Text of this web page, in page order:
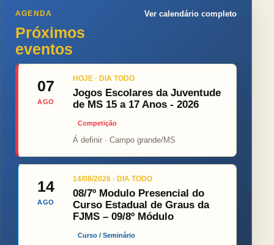
AGENDA
Próximos
eventos
Ver calendário completo
07
AGO
HOJE · DIA TODO
Jogos Escolares da Juventude
de MS 15 a 17 Anos - 2026
Competição
Á definir · Campo grande/MS
14
AGO
14/08/2026 · DIA TODO
08/7º Modulo Presencial do
Curso Estadual de Graus da
FJMS – 09/8º Módulo
Curso / Seminário